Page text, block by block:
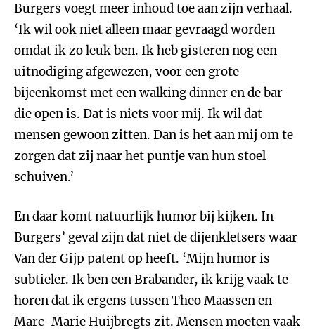
Burgers voegt meer inhoud toe aan zijn verhaal.
‘Ik wil ook niet alleen maar gevraagd worden
omdat ik zo leuk ben. Ik heb gisteren nog een
uitnodiging afgewezen, voor een grote
bijeenkomst met een walking dinner en de bar
die open is. Dat is niets voor mij. Ik wil dat
mensen gewoon zitten. Dan is het aan mij om te
zorgen dat zij naar het puntje van hun stoel
schuiven.’
En daar komt natuurlijk humor bij kijken. In
Burgers’ geval zijn dat niet de dijenkletsers waar
Van der Gijp patent op heeft. ‘Mijn humor is
subtieler. Ik ben een Brabander, ik krijg vaak te
horen dat ik ergens tussen Theo Maassen en
Marc-Marie Huijbregts zit. Mensen moeten vaak